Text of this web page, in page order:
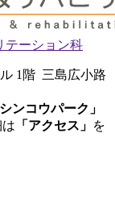
テーション科
1階 三島広小路
ンコウパーク」
「アクセス」 を